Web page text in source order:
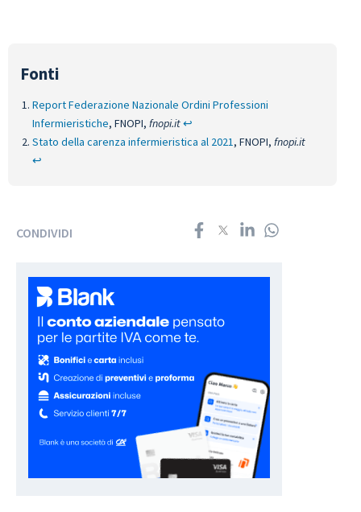
Report Federazione Nazionale Ordini Professioni
Infermieristiche, FNOPI, fnopi.it↩︎
Stato della carenza infermieristica al 2021, FNOPI, fnopi.it
↩︎
CONDIVIDI